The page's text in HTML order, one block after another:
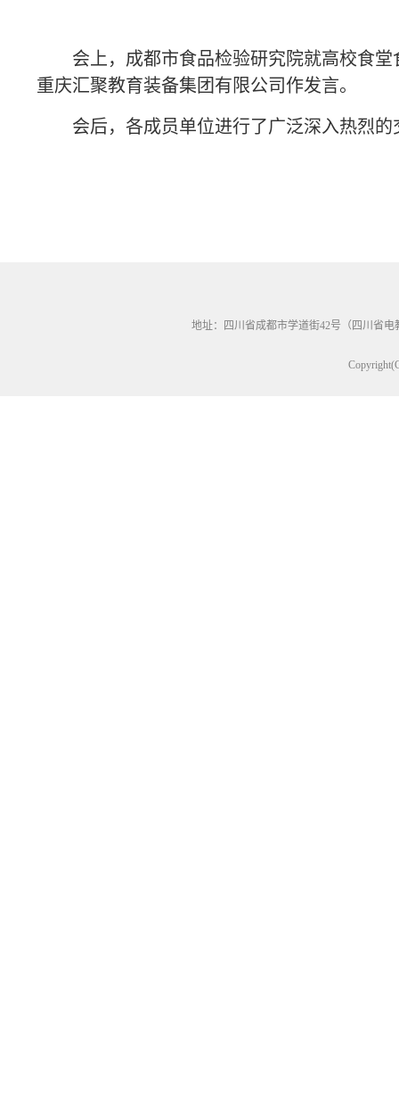
会上，成都市食品检验研究院就高校食
重庆汇聚教育装备集团有限公司作发言。
会后，各成员单位进行了广泛深入热烈的
地址：四川省成都市学道街42号（四川省